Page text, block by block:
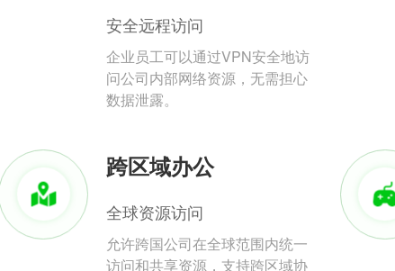
安全远程访问
企业员工可以通过VPN安全地访
问公司内部网络资源，无需担心
数据泄露。
跨区域办公
全球资源访问
允许跨国公司在全球范围内统一
访问和共享资源，支持跨区域协